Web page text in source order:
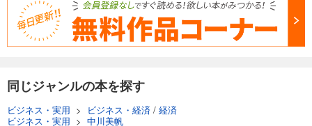
同じジャンルの本を探す
ビジネス・実用 > ビジネス・経済 / 経済
ビジネス・実用 > 中川美帆